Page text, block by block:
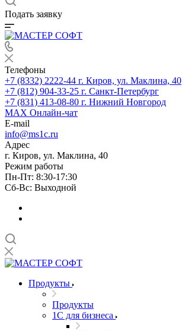
Подать заявку
Телефоны
+7 (8332) 2222-44 г. Киров, ул. Маклина, 40
+7 (812) 904-33-25 г. Санкт-Петербург
+7 (831) 413-08-80 г. Нижний Новгород
MAX Онлайн-чат
E-mail
info@ms1c.ru
Адрес
г. Киров, ул. Маклина, 40
Режим работы
Пн-Пт: 8:30-17:30
Cб-Вс: Выходной
Продукты
Продукты
1С для бизнеса